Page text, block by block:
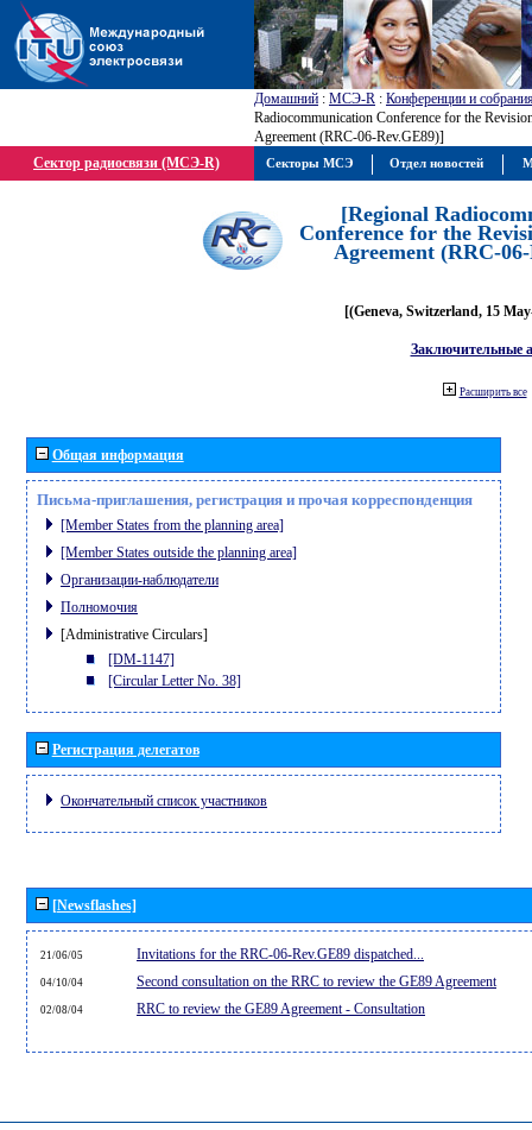
Домашний : МСЭ-R : Конференции и
Radiocommunication Conference for the
Agreement (RRC-06-Rev.GE89)]
Сектор радиосвязи (МСЭ-R)
[Regional
Conference for the
Agreement (RRC-
[(Geneva, Switzerland, 15
Заключительные
Расширить все
Общая информация
Письма-приглашения, регистрация и прочая корреспонденция
[Member States from the planning area]
[Member States outside the planning area]
Организации-наблюдатели
Полномочия
[Administrative Circulars]
[DM-1147]
[Circular Letter No. 38]
Регистрация делегатов
Окончательный список участников
[Newsflashes]
21/06/05 Invitations for the RRC-06-Rev.GE89 dispatched...
04/10/04 Second consultation on the RRC to review the GE89 Agreement
02/08/04 RRC to review the GE89 Agreement - Consultation
Секторы МСЭ Отдел новостей